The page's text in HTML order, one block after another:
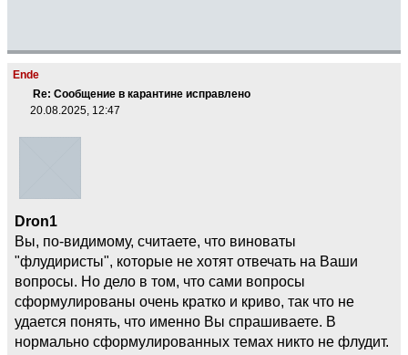
Ende
Re: Сообщение в карантине исправлено
20.08.2025, 12:47
Dron1
Вы, по-видимому, считаете, что виноваты
"флудиристы", которые не хотят отвечать на Ваши
вопросы. Но дело в том, что сами вопросы
сформулированы очень кратко и криво, так что не
удается понять, что именно Вы спрашиваете. В
нормально сформулированных темах никто не флудит.